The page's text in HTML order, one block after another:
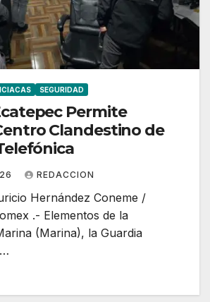
SEGURIDAD
Permite
Clandestino de
REDACCION
Hernández Coneme /
.- Elementos de la
(Marina), la Guardia